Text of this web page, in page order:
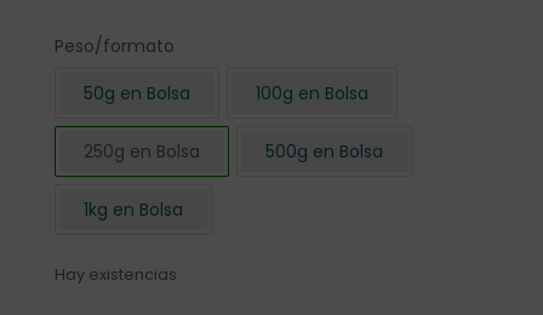
Peso/formato
50g en Bolsa
100g en Bolsa
250g en Bolsa 500g en Bolsa
1kg en Bolsa
Hay existencias